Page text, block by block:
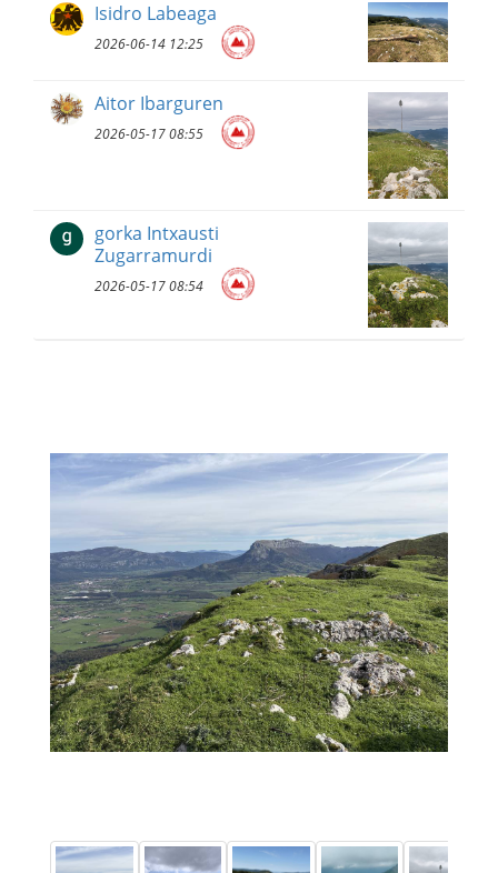
Isidro Labeaga
2026-06-14 12:25
Aitor Ibarguren
2026-05-17 08:55
gorka Intxausti
Zugarramurdi
2026-05-17 08:54